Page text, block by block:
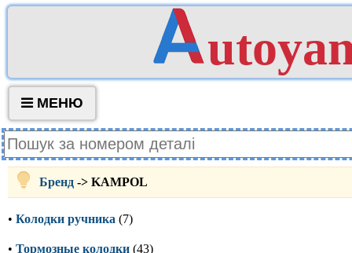
МЕНЮ
Бренд -> KAMPOL
• Колодки ручника (7)
• Тормозные колодки (43)